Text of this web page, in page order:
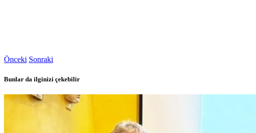
Önceki Sonraki
Bunlar da ilginizi çekebilir